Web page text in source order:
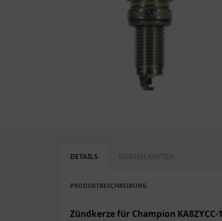
DETAILS EIGENSCHAFTEN
PRODUKTBESCHREIBUNG
Zündkerze für Champion KA8ZYCC-1